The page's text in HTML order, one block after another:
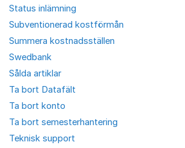
Status inlämning
Subventionerad kostförmån
Summera kostnadsställen
Swedbank
Sålda artiklar
Ta bort Datafält
Ta bort konto
Ta bort semesterhantering
Teknisk support